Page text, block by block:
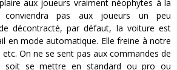
aux joueurs vraiment néophytes à la
pas aux joueurs un peu
décontracté, par défaut, la voiture est
en mode automatique. Elle freine à notre
On ne se sent pas aux commandes de
soit se mettre en standard ou pro ou